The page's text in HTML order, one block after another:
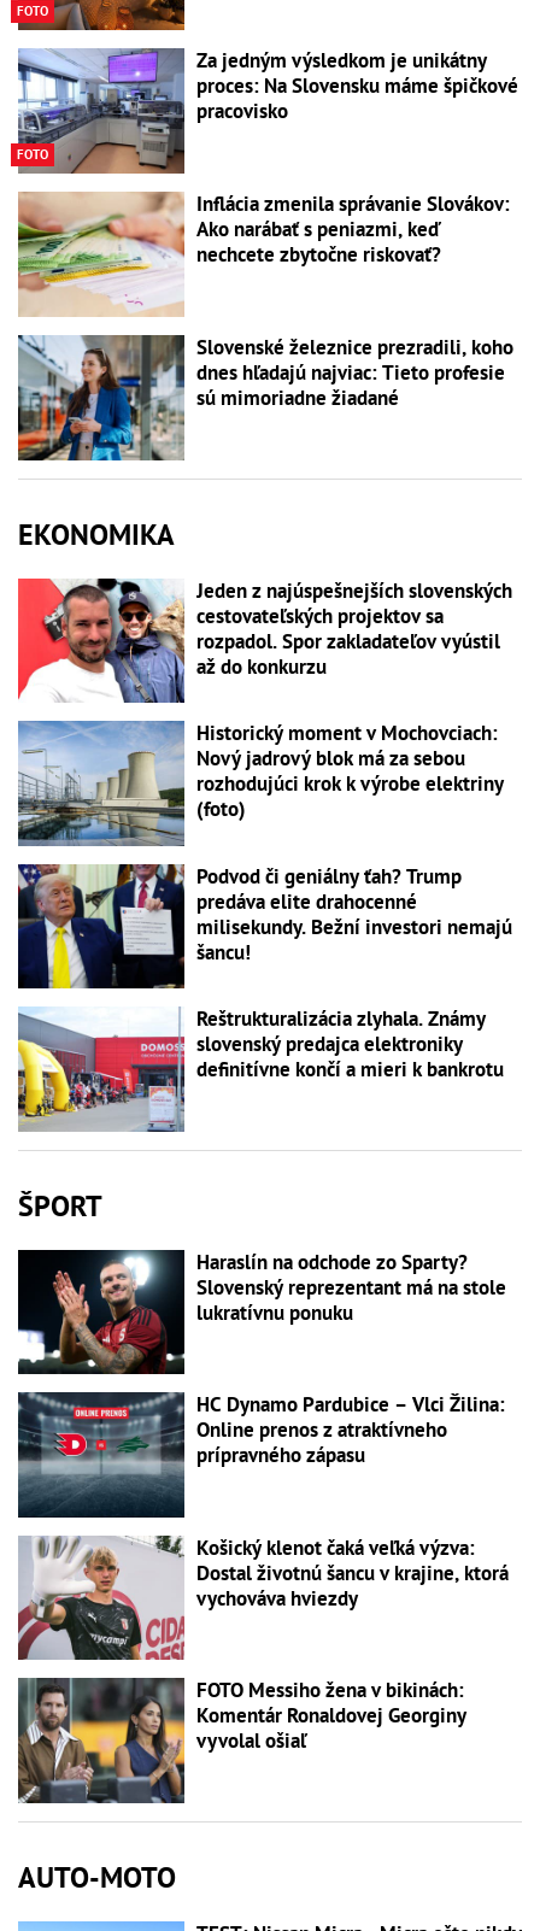
FOTO
FOTO
Za jedným výsledkom je unikátny
proces: Na Slovensku máme špičkové
pracovisko
Inflácia zmenila správanie Slovákov:
Ako narábať s peniazmi, keď
nechcete zbytočne riskovať?
Slovenské železnice prezradili, koho
dnes hľadajú najviac: Tieto profesie
sú mimoriadne žiadané
EKONOMIKA
Jeden z najúspešnejších slovenských
cestovateľských projektov sa
rozpadol. Spor zakladateľov vyústil
až do konkurzu
Historický moment v Mochovciach:
Nový jadrový blok má za sebou
rozhodujúci krok k výrobe elektriny
(foto)
Podvod či geniálny ťah? Trump
predáva elite drahocenné
milisekundy. Bežní investori nemajú
šancu!
Reštrukturalizácia zlyhala. Známy
slovenský predajca elektroniky
definitívne končí a mieri k bankrotu
ŠPORT
Haraslín na odchode zo Sparty?
Slovenský reprezentant má na stole
lukratívnu ponuku
HC Dynamo Pardubice – Vlci Žilina:
Online prenos z atraktívneho
prípravného zápasu
Košický klenot čaká veľká výzva:
Dostal životnú šancu v krajine, ktorá
vychováva hviezdy
FOTO Messiho žena v bikinách:
Komentár Ronaldovej Georginy
vyvolal ošiaľ
AUTO-MOTO